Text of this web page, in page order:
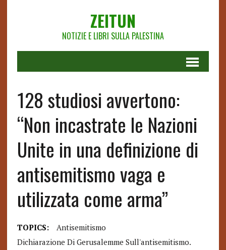
ZEITUN
NOTIZIE E LIBRI SULLA PALESTINA
128 studiosi avvertono:
“Non incastrate le Nazioni
Unite in una definizione di
antisemitismo vaga e
utilizzata come arma”
TOPICS:
Antisemitismo
Dichiarazione Di Gerusalemme Sull'antisemitismo.